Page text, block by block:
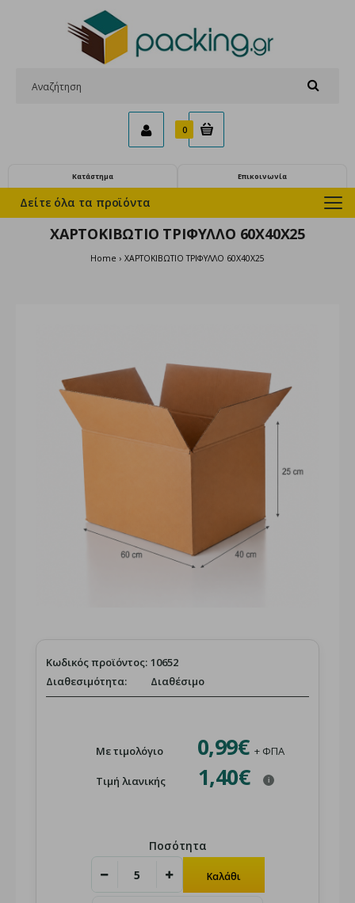
0
Κατάστημα Επικοινωνία
Δείτε όλα τα προϊόντα
ΧΑΡΤΟΚΙΒΩΤΙΟ ΤΡΙΦΥΛΛΟ 60Χ40Χ25
Home ΧΑΡΤΟΚΙΒΩΤΙΟ ΤΡΙΦΥΛΛΟ 60Χ40Χ25
Κωδικός προϊόντος: 10652
Διαθεσιμότητα:
Διαθέσιμο
Με τιμολόγιο 0,99€ + ΦΠΑ
Τιμή λιανικής 1,40€ i
Ποσότητα